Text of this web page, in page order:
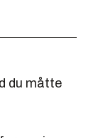
du måtte